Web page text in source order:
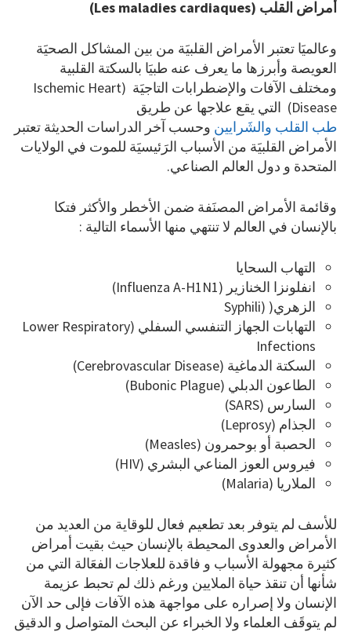
أمراض القلب (Les maladies cardiaques
)
وعالميَا تعتبر الأمراض القلبيَة من بين المشاكل الصحيَة
العويصة وأبرزها ما يعرف عنه طبيَا بالسكتة القلبية
ومختلف الآفات والإضطرابات التاجيَة (Ischemic Heart
Disease) التي يقع علاجها عن طريق
طب القلب والشَرايين وحسب آخر الدراسات الحديثة تعتبر
الأمراض القلبيَة من الأسباب الرَئيسيَة للموت في الولايات
المتحدة و دول العالم الصناعي.
وقائمة الأمراض المصنَفة ضمن الأخطر والأكثر فتكا
بالإنسان في العالم لا تنتهي منها الأسماء التالية :
التهاب السحايا
انفلونزا الخنازير (Influenza A-H1N1)
الزهري( (Syphili
التهابات الجهاز التنفسي السفلي (Lower Respiratory
Infections
السكتة الدماغية (Cerebrovascular Disease)
الطاعون الدبلي (Bubonic Plague)
السارس (SARS)
الجذام (Leprosy)
الحصبة أو بوحمرون (Measles)
فيروس العوز المناعي البشري (HIV)
الملاريا (Malaria)
للأسف لم يتوفر بعد تطعيم فعال للوقاية من العديد من
الأمراض والعدوى المحيطة بالإنسان حيث بقيت أمراض
كثيرة مجهولة الأسباب و فاقدة للعلاجات الفعَالة التي من
شأنها أن تنقذ حياة الملايين ورغم ذلك لم تحبط عزيمة
الإنسان ولا إصراره على مواجهة هذه الآفات فإلى حد الآن
لم يتوقَف العلماء ولا الخبراء عن البحث المتواصل و الدقيق